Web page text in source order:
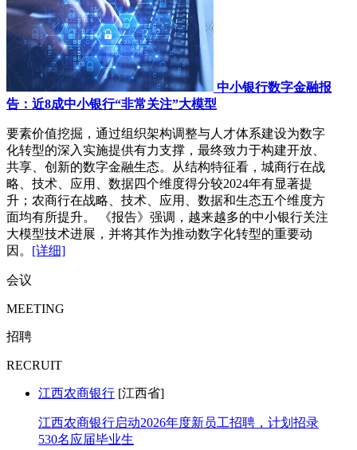
中小银行数字金融报
告：近8成中小银行“非常关注”大模型
要素价值挖掘，通过组织架构调整与人才体系建设为数字
化转型的深入实施提供有力支撑，最终致力于构建开放、
共享、创新的数字金融生态。从结构特征看，城商行在战
略、技术、应用、数据四个维度得分较2024年有显著提
升；农商行在战略、技术、应用、数据和生态五个维度方
面均有所提升。 《报告》强调，越来越多的中小银行关注
大模型技术进展，并将其作为推动数字化转型的重要动
因。 [详细]
会议
MEETING
招聘
RECRUIT
江西农商银行 [江西省]
江西农商银行启动2026年度新员工招聘，计划招录
530名应届毕业生